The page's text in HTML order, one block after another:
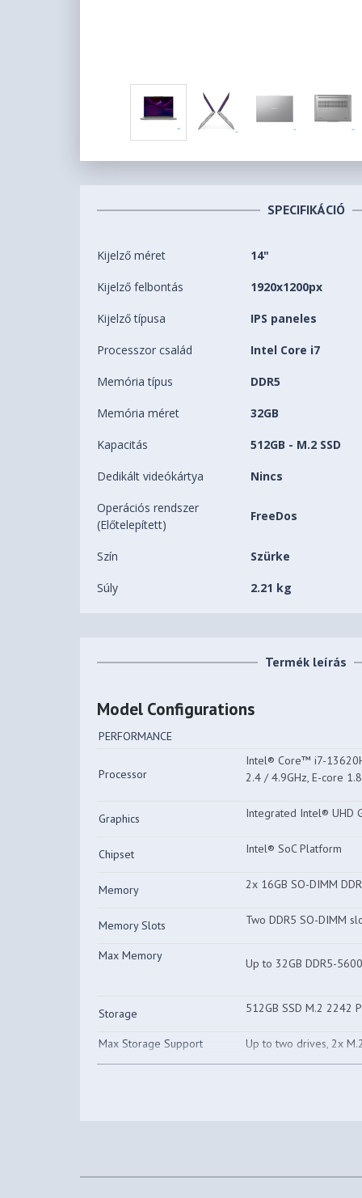
SPECIFIKÁCIÓ
Kijelző méret 14"
Kijelző felbontás 1920x1200px
Kijelző típusa IPS paneles
Processzor család Intel Core i7
Memória típus DDR5
Memória méret 32GB
Kapacitás 512GB - M.2 SSD
Dedikált videókártya Nincs
Operációs rendszer
(Előtelepített)
FreeDos
Szín Szürke
Súly 2.21 kg
Termék leírás
Model Configurations
PERFORMANCE
Processor
Intel® Core™ i7-
2.4 / 4.9GHz, E-core
Graphics Integrated Intel® UHD
Chipset Intel® SoC Platform
Memory 2x 16GB SO-DIMM
Memory Slots Two DDR5 SO-DIMM
Max Memory
Up to 32GB DDR5-
Storage 512GB SSD M.2 2242
Max Storage Support
Up to two drives, 2x
1TB
Two M.2 slots • One